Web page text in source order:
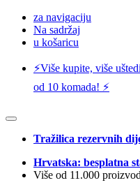
za navigaciju
Na sadržaj
u košaricu
⚡️Više kupite, više
od 10 komada! ⚡️
Tražilica rezervnih
Hrvatska: besplatna
Više od 11.000